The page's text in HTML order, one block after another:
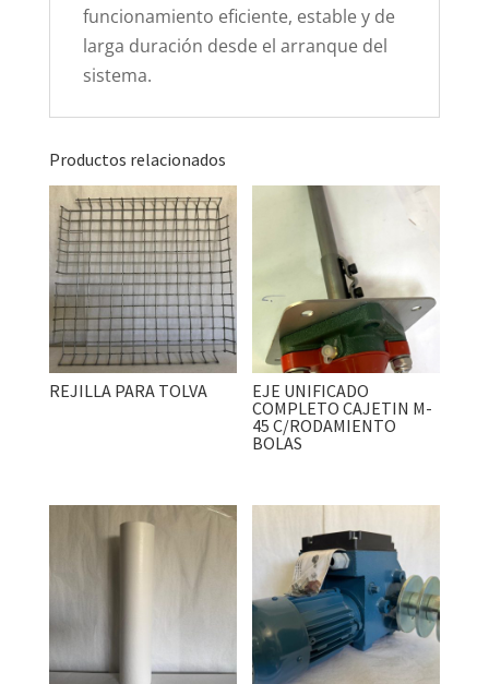
funcionamiento eficiente, estable y de
larga duración desde el arranque del
sistema.
Productos relacionados
REJILLA PARA TOLVA
EJE UNIFICADO
COMPLETO CAJETIN M-
45 C/RODAMIENTO
BOLAS